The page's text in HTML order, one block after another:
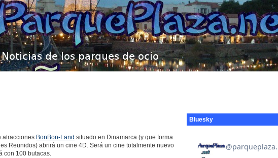
atracciones BonBon-Land situado en Dinamarca (y que forma
Reunidos) abrirá un cine 4D. Será un cine totalmente nuevo
con 100 butacas.
Bluesky